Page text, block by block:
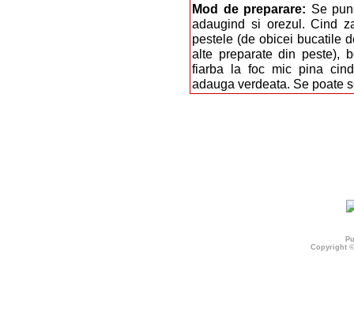
Mod de preparare: Se
adaugind si orezul. Cind
pestele (de obicei bucatile
alte preparate din peste),
fiarba la foc mic pina
adauga verdeata. Se poate
Copyright